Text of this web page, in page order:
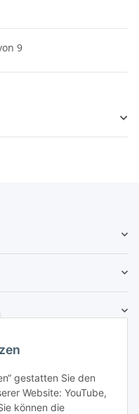
gestatten Sie den
Website: YouTube,
können die
9